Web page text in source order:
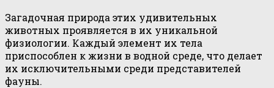
Загадочная природа этих удивительных
животных проявляется в их уникальной
физиологии. Каждый элемент их тела
приспособлен к жизни в водной среде, что делает
их исключительными среди представителей
фауны.